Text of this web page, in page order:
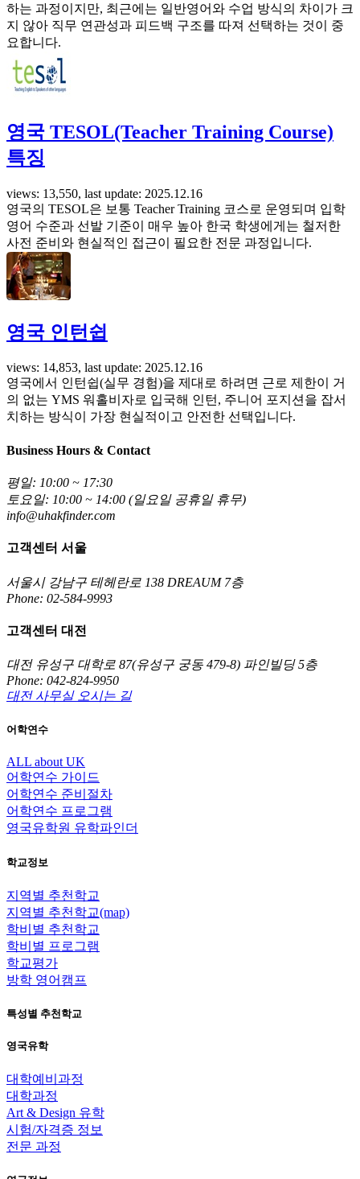
하는 과정이지만, 최근에는 일반영어와 수업 방식의 차이가 크
지 않아 직무 연관성과 피드백 구조를 따져 선택하는 것이 중
요합니다.
영국 TESOL(Teacher Training Course)
특징
views: 13,550, last update: 2025.12.16
영국의 TESOL은 보통 Teacher Training 코스로 운영되며 입학
영어 수준과 선발 기준이 매우 높아 한국 학생에게는 철저한
사전 준비와 현실적인 접근이 필요한 전문 과정입니다.
영국 인턴쉽
views: 14,853, last update: 2025.12.16
영국에서 인턴쉽(실무 경험)을 제대로 하려면 근로 제한이 거
의 없는 YMS 워홀비자로 입국해 인턴, 주니어 포지션을 잡서
치하는 방식이 가장 현실적이고 안전한 선택입니다.
Business Hours & Contact
평일: 10:00 ~ 17:30
토요일: 10:00 ~ 14:00 (일요일 공휴일 휴무)
info@uhakfinder.com
고객센터 서울
서울시 강남구 테헤란로 138 DREAUM 7층
Phone: 02-584-9993
고객센터 대전
대전 유성구 대학로 87(유성구 궁동 479-8) 파인빌딩 5층
Phone: 042-824-9950
대전 사무실 오시는 길
어학연수
ALL about UK
어학연수 가이드
어학연수 준비절차
어학연수 프로그램
영국유학원 유학파인더
학교정보
지역별 추천학교
지역별 추천학교(map)
학비별 추천학교
학비별 프로그램
학교평가
방학 영어캠프
특성별 추천학교
영국유학
대학예비과정
대학과정
Art & Design 유학
시험/자격증 정보
전문 과정